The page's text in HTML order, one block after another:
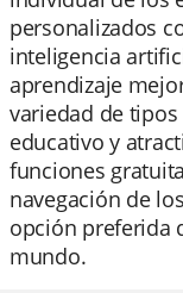
personalizados
inteligencia
aprendizaje
variedad de
educativo y
funciones
navegación de
opción preferida
mundo.